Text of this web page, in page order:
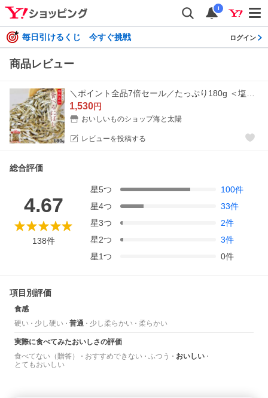
i
毎日引けるくじ 今すぐ挑戦 ログイン
商品レビュー
1,530円
おいしいものショップ海と太陽
レビューを投稿する
総合評価
4.67
138件
星5つ 100件
星4つ 33件
星3つ 2件
星2つ 3件
星1つ 0件
項目別評価
食感
硬い
少し硬い 普通 少し柔らかい 柔らかい
実際に食べてみたおいしさの評価
食べてない（贈答）
おすすめできない ふつう
おいしい
とてもおいしい